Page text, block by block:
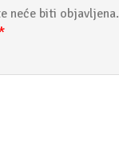
neće biti objavljena.